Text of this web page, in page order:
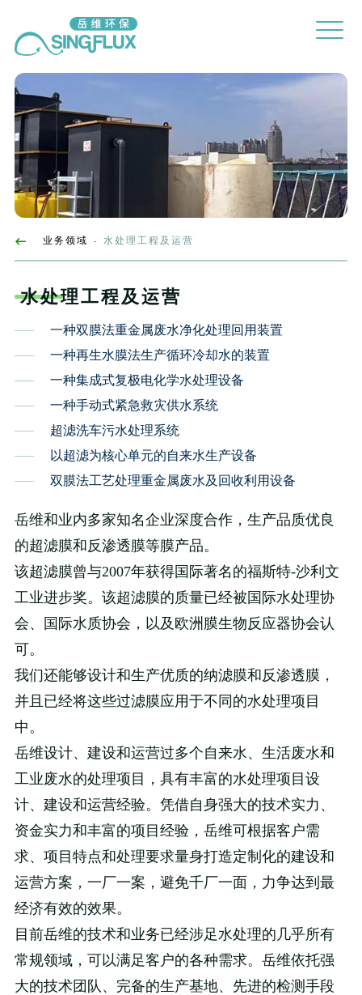
业务领域 - 水处理工程及运营
水处理工程及运营
一种双膜法重金属废水净化处理回用装置
一种再生水膜法生产循环冷却水的装置
一种集成式复极电化学水处理设备
一种手动式紧急救灾供水系统
超滤洗车污水处理系统
以超滤为核心单元的自来水生产设备
双膜法工艺处理重金属废水及回收利用设备
岳维和业内多家知名企业深度合作，生产品质优良
的超滤膜和反渗透膜等膜产品。
该超滤膜曾与2007年获得国际著名的福斯特-沙利文
工业进步奖。该超滤膜的质量已经被国际水处理协
会、国际水质协会，以及欧洲膜生物反应器协会认
可。
我们还能够设计和生产优质的纳滤膜和反渗透膜，
并且已经将这些过滤膜应用于不同的水处理项目
中。
岳维设计、建设和运营过多个自来水、生活废水和
工业废水的处理项目，具有丰富的水处理项目设
计、建设和运营经验。凭借自身强大的技术实力、
资金实力和丰富的项目经验，岳维可根据客户需
求、项目特点和处理要求量身打造定制化的建设和
运营方案，一厂一案，避免千厂一面，力争达到最
经济有效的效果。
目前岳维的技术和业务已经涉足水处理的几乎所有
常规领域，可以满足客户的各种需求。岳维依托强
大的技术团队、完备的生产基地、先进的检测手段